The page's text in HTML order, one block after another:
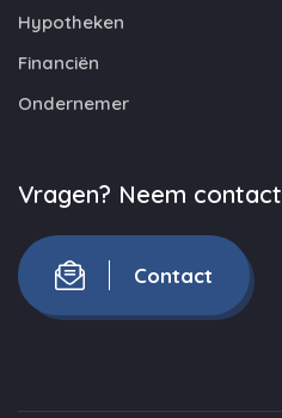
Hypotheken
Financiën
Ondernemer
Vragen? Neem
Contact